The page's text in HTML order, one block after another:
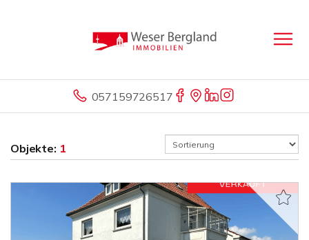
057159726517
Objekte: 1